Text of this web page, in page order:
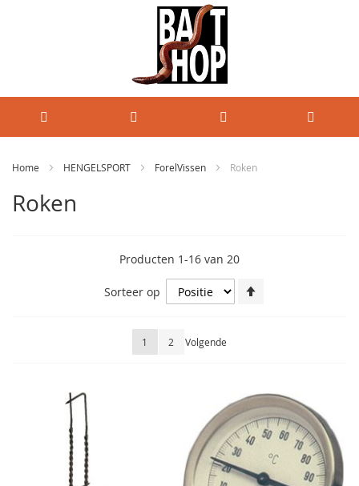
Home HENGELSPORT ForelVissen Roken
Roken
Producten 1-16 van 20
Sorteer op
Pagina
U lees momenteel pagina
1 Pagina
2 Pagina
Volgende